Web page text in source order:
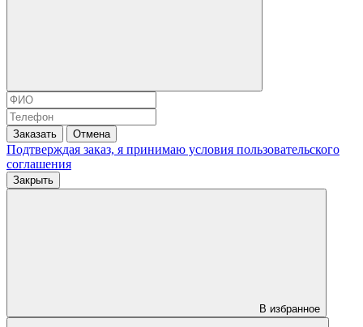
Заказать Отмена
Подтверждая заказ, я принимаю условия пользовательского
соглашения
Закрыть
В избранное